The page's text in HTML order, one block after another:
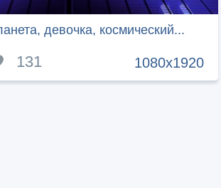
девочка, космический...
1080x1920
131